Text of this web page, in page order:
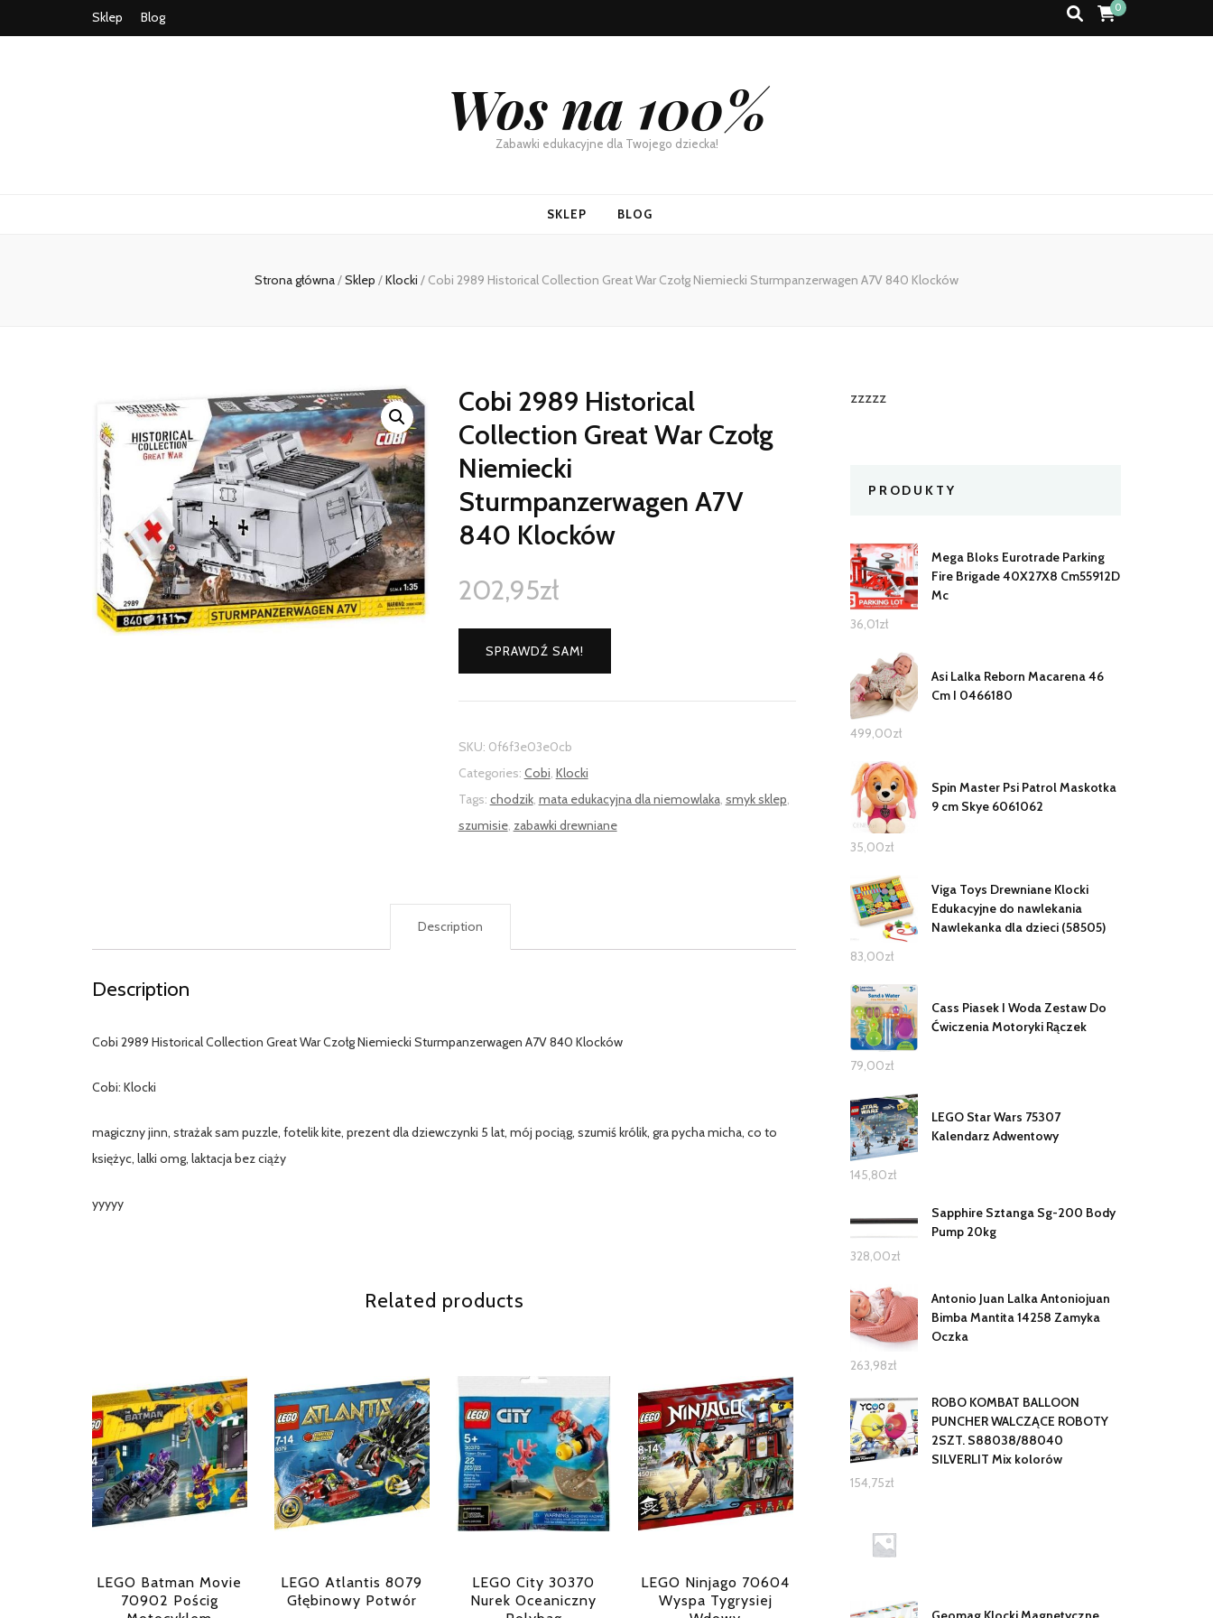
Sklep Blog
0
Wos na 100%
Zabawki edukacyjne dla Twojego dziecka!
SKLEP BLOG
Strona główna/Sklep /Klocki / Cobi 2989 Historical Collection Great War Czołg Niemiecki Sturmpanzerwagen A7V 840 Klocków
Cobi 2989 Historical
Collection Great War Czołg
Niemiecki
Sturmpanzerwagen A7V
840 Klocków
202,95zł
SPRAWDŹ SAM!
SKU: 0f6f3e03e0cb
Categories: Cobi, Klocki
Tags: chodzik, mata edukacyjna dla niemowlaka, smyk sklep,
szumisie, zabawki drewniane
Description
Description
Cobi 2989 Historical Collection Great War Czołg Niemiecki Sturmpanzerwagen A7V 840 Klocków
Cobi: Klocki
magiczny jinn, strażak sam puzzle, fotelik kite, prezent dla dziewczynki 5 lat, mój pociąg, szumiś królik, gra pycha micha, co to
księżyc, lalki omg, laktacja bez ciąży
yyyyy
Related products
LEGO Batman Movie
70902 Pościg
LEGO Atlantis 8079
Głębinowy Potwór
LEGO City 30370
Nurek Oceaniczny
LEGO Ninjago 70604
Wyspa Tygrysiej
zzzzz
PRODUKTY
Mega Bloks Eurotrade Parking
Fire Brigade 40X27X8 Cm55912D
Mc
36,01zł
Asi Lalka Reborn Macarena 46
Cm I 0466180
499,00zł
Spin Master Psi Patrol Maskotka
9 cm Skye 6061062
35,00zł
Viga Toys Drewniane Klocki
Edukacyjne do nawlekania
Nawlekanka dla dzieci (58505)
83,00zł
Cass Piasek I Woda Zestaw Do
Ćwiczenia Motoryki Rączek
79,00zł
LEGO Star Wars 75307
Kalendarz Adwentowy
145,80zł
Sapphire Sztanga Sg-200 Body
Pump 20kg
328,00zł
Antonio Juan Lalka Antoniojuan
Bimba Mantita 14258 Zamyka
Oczka
263,98zł
ROBO KOMBAT BALLOON
PUNCHER WALCZĄCE ROBOTY
2SZT. S88038/88040
SILVERLIT Mix kolorów
154,75zł